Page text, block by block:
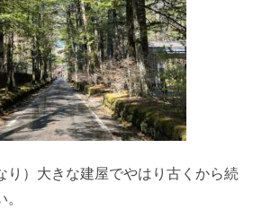
り）大きな建屋でやはり古くから続